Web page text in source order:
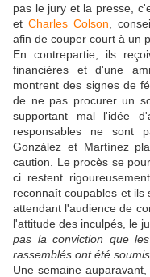
pas le jury et la presse,
et Charles Colson ,
afin de couper court à un
En contrepartie, ils
financières et d'une
montrent des signes de
de ne pas procurer un
supportant mal l'idée
responsables ne sont
González et Martínez
caution. Le procès se
ci restent
reconnaît coupables et ils
attendant l'audience de
l'attitude des inculpés, le
pas la conviction que
rassemblés ont été
Une semaine